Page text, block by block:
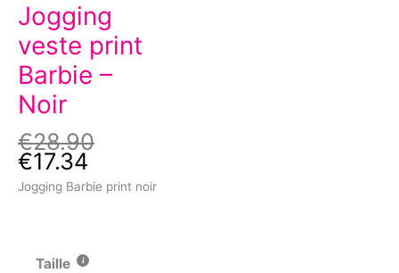
Jogging
veste print
Barbie –
Noir
€28.90
€17.34
Jogging Barbie print noir
Taille